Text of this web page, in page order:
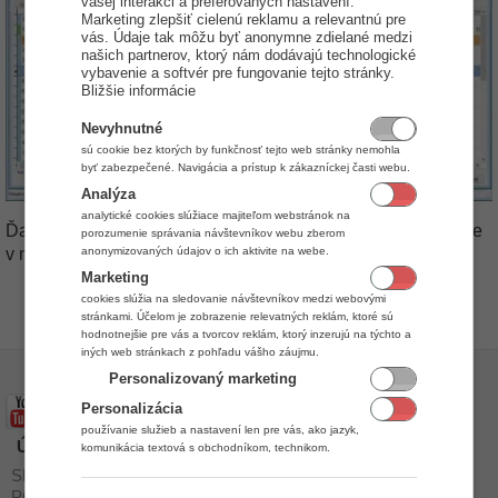
Ďalšie informácie o pohyboch na skladovej karte sa dozviete
v návodeSkladové karty - pohyby.
Daniel Jurkovič
Úvod
Skladový program
Stiahnuť
Cenník
Marketing zlepšiť cielenú reklamu a relevantnú pre
vás. Údaje tak môžu byť anonymne zdielané medzi
našich partnerov, ktorý nám dodávajú technologické
vybavenie a softvér pre fungovanie tejto stránky.
Bližšie informácie
Nevyhnutné
sú cookie bez ktorých by funkčnosť tejto web stránky nemohla
byť zabezpečené. Navigácia a prístup k zákazníckej časti webu.
Analýza
analytické cookies slúžiace majiteľom webstránok na
porozumenie správania návštevníkov webu zberom
anonymizovaných údajov o ich aktivite na webe.
Marketing
cookies slúžia na sledovanie návštevníkov medzi webovými
stránkami. Účelom je zobrazenie relevatných reklám, ktoré sú
hodnotnejšie pre vás a tvorcov reklám, ktorý inzerujú na týchto a
iných web stránkach z pohľadu vášho záujmu.
Personalizovaný marketing
Personalizácia
používanie služieb a nastavení len pre vás, ako jazyk,
komunikácia textová s obchodníkom, technikom.